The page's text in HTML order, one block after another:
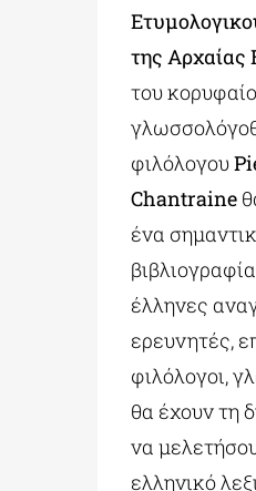
της Αρχαίας
του
φιλόλογου
Chantraine
ένα
έλληνες
ερευνητές,
φιλόλογοι,
θα έχουν τη
να
ελληνικό